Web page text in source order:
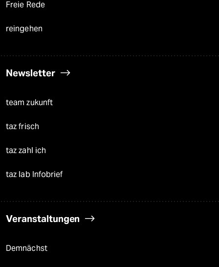
Freie Rede
reingehen
Newsletter
team zukunft
taz frisch
taz zahl ich
taz lab Infobrief
Veranstaltungen
Demnächst